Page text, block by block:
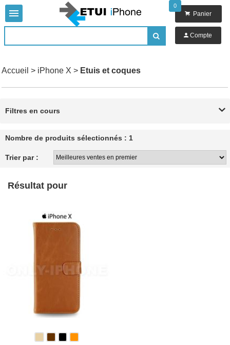


0
 Panier
 Compte
Accueil > iPhone X > Etuis et coques
Filtres en cours 
Nombre de produits sélectionnés : 1
Trier par :
Résultat pour